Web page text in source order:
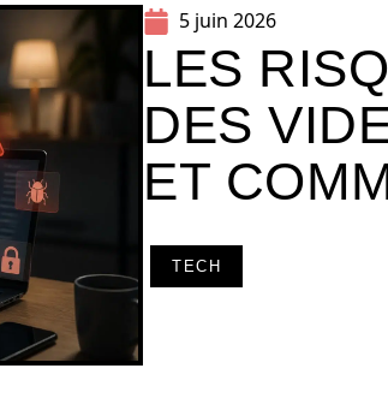
5 juin 2026
LES
DES
ET
TECH